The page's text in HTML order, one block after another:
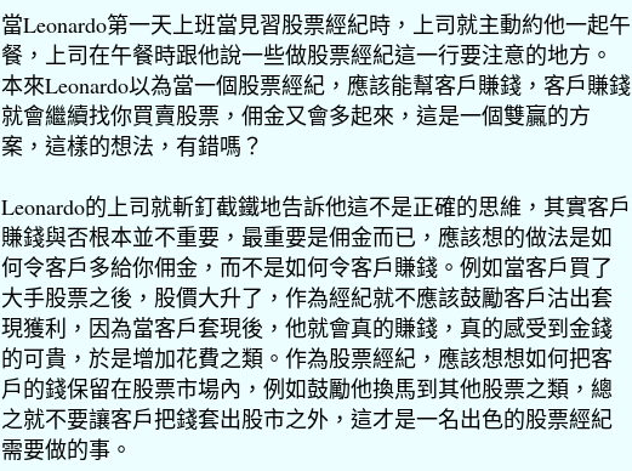
當Leonardo第一天上班當見習股票經紀時，上司就主動約他一起午
餐，上司在午餐時跟他說一些做股票經紀這一行要注意的地方。
本來Leonardo以為當一個股票經紀，應該能幫客戶賺錢，客戶賺錢
就會繼續找你買賣股票，佣金又會多起來，這是一個雙贏的方
案，這樣的想法，有錯嗎？
Leonardo的上司就斬釘截鐵地告訴他這不是正確的思維，其實客戶
賺錢與否根本並不重要，最重要是佣金而已，應該想的做法是如
何令客戶多給你佣金，而不是如何令客戶賺錢。例如當客戶買了
大手股票之後，股價大升了，作為經紀就不應該鼓勵客戶沽出套
現獲利，因為當客戶套現後，他就會真的賺錢，真的感受到金錢
的可貴，於是增加花費之類。作為股票經紀，應該想想如何把客
戶的錢保留在股票市場內，例如鼓勵他換馬到其他股票之類，總
之就不要讓客戶把錢套出股市之外，這才是一名出色的股票經紀
需要做的事。